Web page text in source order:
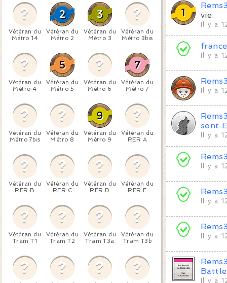
Vétéran du
Métro 14
Vétéran du
Métro 2
Vétéran du
Métro 3
Vétéran du
Métro 3bis
Vétéran du
Métro 4
Vétéran du
Métro 5
Vétéran du
Métro 6
Vétéran du
Métro 7
Vétéran du
Métro 7bis
Vétéran du
Métro 8
Vétéran du
Métro 9
Vétéran du
RER A
Vétéran du
RER B
Vétéran du
RER C
Vétéran du
RER D
Vétéran du
RER E
Vétéran du
Tram T1
Vétéran du
Tram T2
Vétéran du
Tram T3a
Vétéran du
Tram T3b
vie.
Il y a
france
Il y a
Il y a
sont
Il y a
Il y a
Il y a
Il y a
Il y a